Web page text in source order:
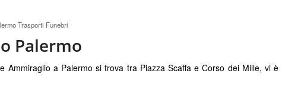
Trasporti Funebri
Palermo
Ammiraglio a Palermo si trova tra Piazza Scaffa e Corso dei Mille, vi è